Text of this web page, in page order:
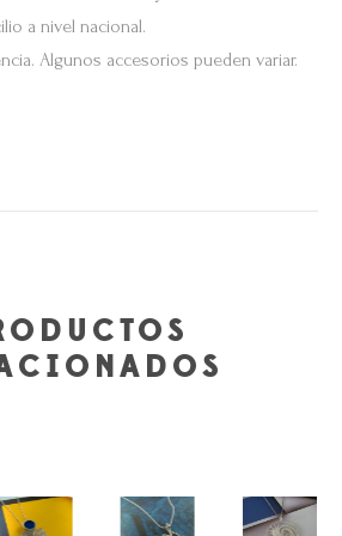
a nivel nacional.
Algunos accesorios pueden variar.